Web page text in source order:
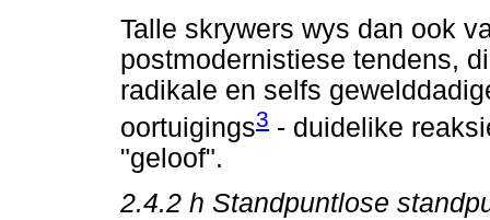
Talle skrywers wys dan ook
postmodernistiese tendens,
radikale en selfs
oortuigings3 - duidelike
"geloof".
2.4.2 h Standpuntlose